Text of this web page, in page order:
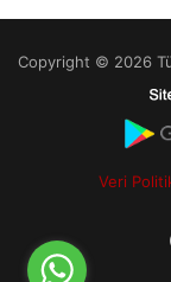
Copyright © 2026
Veri